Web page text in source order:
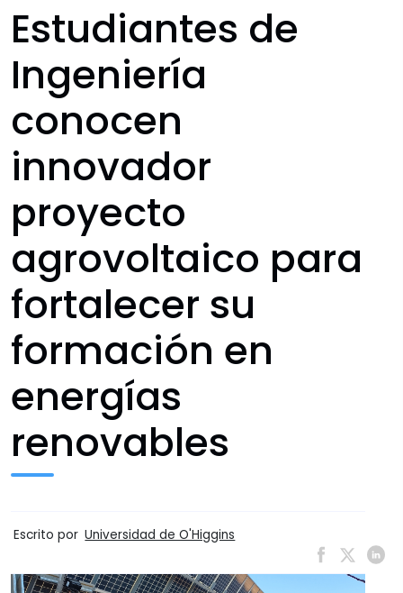
Estudiantes de
Ingeniería
conocen
innovador
proyecto
agrovoltaico para
fortalecer su
formación en
energías
renovables
Escrito por Universidad de O'Higgins